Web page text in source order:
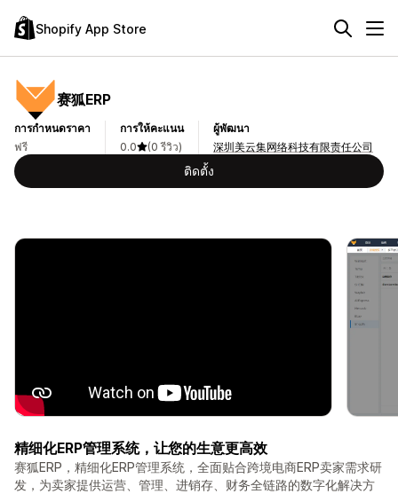
Shopify App Store
赛狐ERP
การกำหนดราคา
ฟรี
การให้คะแนน
0.0
(0 รีวิว)
ผู้พัฒนา
深圳美云集网络科技有限责任公司
ติดตั้ง
精细化ERP管理系统，让您的生意更高效
赛狐ERP，精细化ERP管理系统，全面贴合跨境电商ERP卖家需求研
发，为卖家提供运营、管理、进销存、财务全链路的数字化解决方